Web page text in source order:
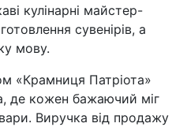
кулінарні майстер-
сувенірів, а
мову.
«Крамниця Патріота»
де кожен бажаючий міг
Виручка від продажу